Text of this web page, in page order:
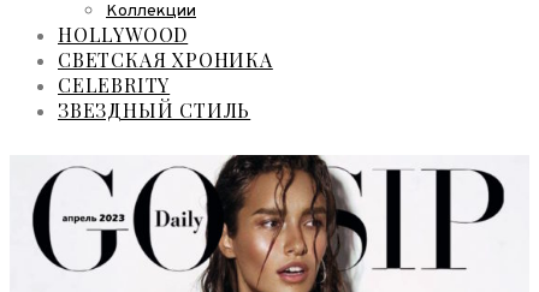
Коллекции
HOLLYWOOD
СВЕТСКАЯ ХРОНИКА
CELEBRITY
ЗВЕЗДНЫЙ СТИЛЬ